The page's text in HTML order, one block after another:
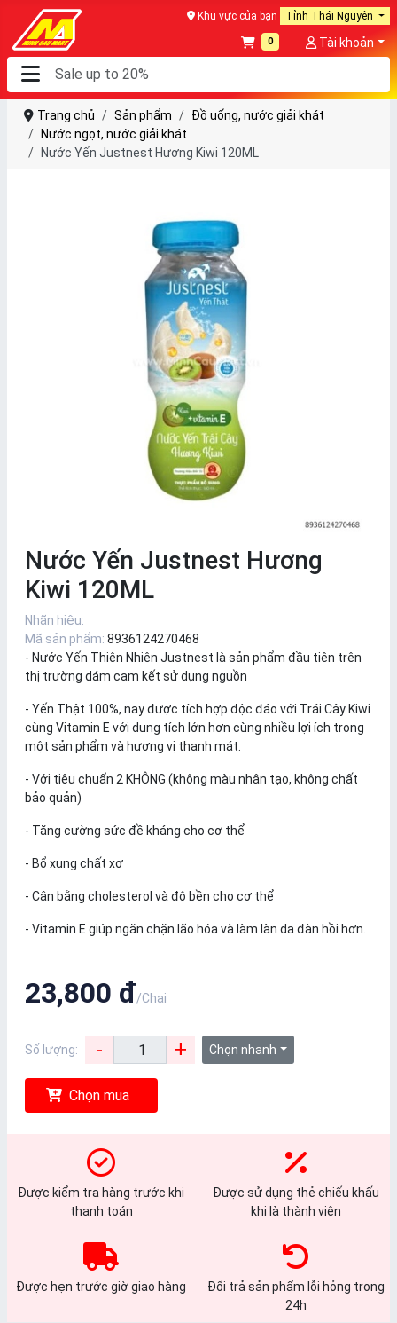
Khu vực của bạn Tỉnh Thái Nguyên
0 Tài khoản
Trang chủ Sản phẩm
Đồ uống, nước giải khát
Nước ngọt, nước giải khát
Nước Yến Justnest Hương Kiwi 120ML
Nước Yến Justnest Hương
Kiwi 120ML
Nhãn hiệu:
Mã sản phẩm: 8936124270468
- Nước Yến Thiên Nhiên Justnest là sản phẩm đầu tiên trên
thị trường dám cam kết sử dụng nguồn
- Yến Thật 100%, nay được tích hợp độc đáo với Trái Cây Kiwi
cùng Vitamin E với dung tích lớn hơn cùng nhiều lợi ích trong
một sản phẩm và hương vị thanh mát.
- Với tiêu chuẩn 2 KHÔNG (không màu nhân tạo, không chất
bảo quản)
- Tăng cường sức đề kháng cho cơ thể
- Bổ xung chất xơ
- Cân bằng cholesterol và độ bền cho cơ thể
- Vitamin E giúp ngăn chặn lão hóa và làm làn da đàn hồi hơn.
23,800 đ/Chai
Số lượng: - + Chọn nhanh
Chọn mua
Được kiểm tra hàng trước khi
thanh toán
Được sử dụng thẻ chiếu khấu
khi là thành viên
Được hẹn trước giờ giao hàng
Đổi trả sản phẩm lỗi hỏng trong
24h